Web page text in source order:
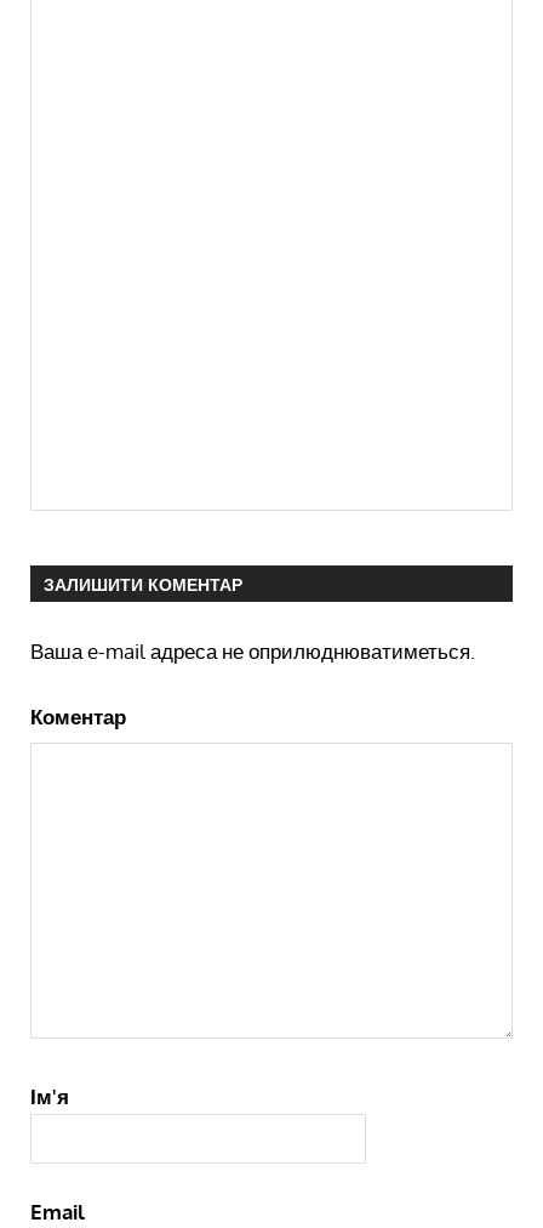
ЗАЛИШИТИ КОМЕНТАР
Ваша e-mail адреса не оприлюднюватиметься.
Коментар
Ім'я
Email